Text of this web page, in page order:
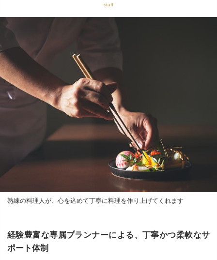
staff
熟練の料理人が、心を込めて丁寧に料理を作り上げてくれます
経験豊富な専属プランナーによる、丁寧かつ柔軟なサ
ポート体制